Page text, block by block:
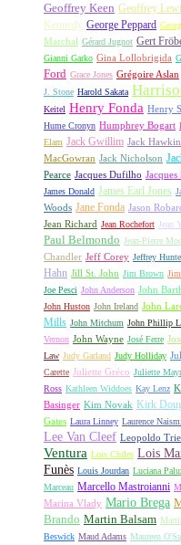
Geoffrey Keen Geoffrey
Kennedy George Peppard
Marchal Gérard Jugnot Gert
Gianni Garko Gina Lollobrigida
Ford Grace Jones Grégoire Aslan
J. Stone Harold Sakata
Keitel Henry Fonda Henry
Hume Cronyn Humphrey Bogart
Elam Jack Gwillim Jack
MacGowran Jack Nicholson
Pearce Jacques Dufilho Jacques
James Donald James Earl Jones
Woods Jane Fonda Jason
Jean Richard Jean Rochefort Jean
Paul Belmondo Jean-Pierre
Chandler Jeff Corey Jeffrey
Hahn Jill St. John Jim Brown
Joe Pesci John Anderson John
John Huston John Ireland John
Mills John Mitchum John Phillip
Vernon John Wayne José Ferre
Law Judy Garland Judy Holliday
Carette Juliette Gréco Juliette
Ross Kathleen Widdoes Kay Lenz
Basinger Kim Novak Kirk
Gates Laura Linney Laurence
Lee Van Cleef Leopoldo
Ventura Lois Chiles Lois
Funès Louis Jourdan Luciana
Marceau Marcello Mastroianni
Marina Vlady Mario Brega
Brando Martin Balsam
Beswick Maud Adams Maureen